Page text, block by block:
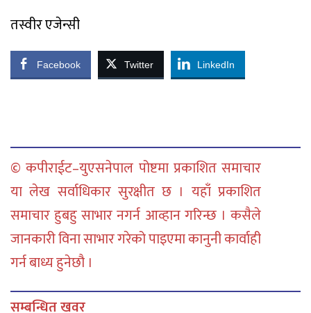
तस्वीर एजेन्सी
Facebook Twitter LinkedIn
© कपीराईट–युएसनेपाल पोष्टमा प्रकाशित समाचार
या लेख सर्वाधिकार सुरक्षीत छ । यहाँ प्रकाशित
समाचार हुबहु साभार नगर्न आव्हान गरिन्छ । कसैले
जानकारी विना साभार गरेको पाइएमा कानुनी कार्वाही
गर्न बाध्य हुनेछौ ।
सम्बन्धित खवर